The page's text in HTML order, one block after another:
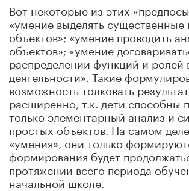
Вот некоторые из этих
«умение выделять существенные
объектов»; «умение проводить
объектов»; «умение
распределении функций и ролей
деятельности». Такие
возможность толковать
расширенно, т.к. дети способны
только элементарный анализ и
простых объектов. На самом
«умения», они только
формирования будет
протяжении всего периода
начальной школе.